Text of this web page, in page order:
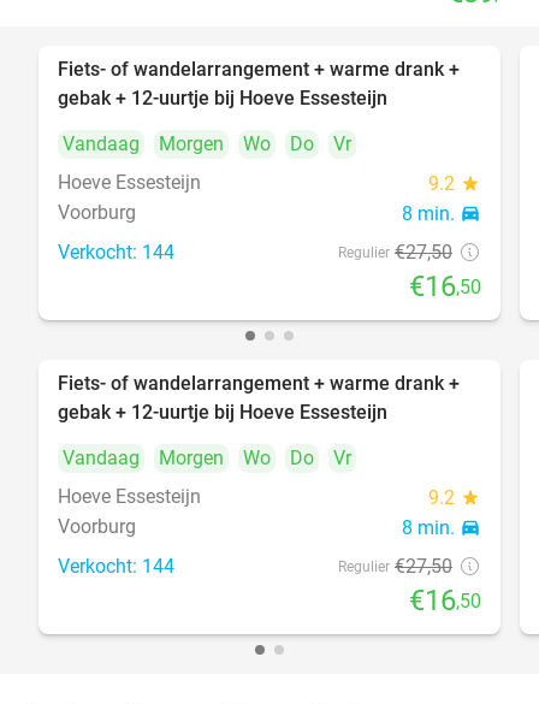
40%
Fiets- of wandelarrangement + warme drank +
gebak + 12-uurtje bij Hoeve Essesteijn
Vandaag
Morgen Wo Do
Vr
Hoeve Essesteijn
9.2 star
Voorburg 8 min. directions_car
Verkocht: 144 Regulier €27,50
€16,50
40%
Fiets- of wandelarrangement + warme drank +
gebak + 12-uurtje bij Hoeve Essesteijn
Vandaag
Morgen Wo Do
Vr
Hoeve Essesteijn
9.2 star
Voorburg 8 min. directions_car
Verkocht: 144 Regulier €27,50
€16,50